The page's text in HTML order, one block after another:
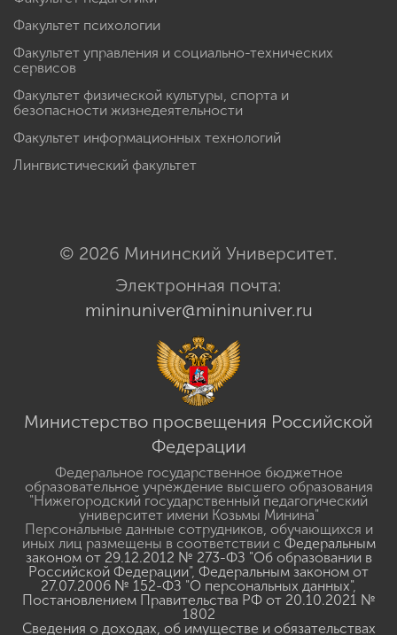
Факультет психологии
Факультет управления и социально-технических
сервисов
Факультет физической культуры, спорта и
безопасности жизнедеятельности
Факультет информационных технологий
Лингвистический факультет
© 2026 Мининский Университет.
Электронная почта:
mininuniver@mininuniver.ru
Министерство просвещения Российской
Федерации
Федеральное государственное бюджетное
образовательное учреждение высшего образования
"Нижегородский государственный педагогический
университет имени Козьмы Минина"
Персональные данные сотрудников, обучающихся и
иных лиц размещены в соответствии с Федеральным
законом от 29.12.2012 № 273-ФЗ "Об образовании в
Российской Федерации", Федеральным законом от
27.07.2006 № 152-ФЗ "О персональных данных",
Постановлением Правительства РФ от 20.10.2021 №
1802
Сведения о доходах, об имуществе и обязательствах